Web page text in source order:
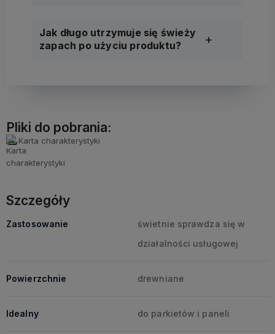
Jak długo utrzymuje się świeży
zapach po użyciu produktu?
Pliki do pobrania:
Karta charakterystyki
Szczegóły
Zastosowanie
świetnie sprawdza się w
działalności usługowej
Powierzchnie drewniane
Idealny do parkietów i paneli